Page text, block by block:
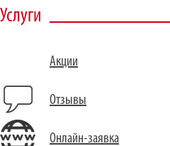
Услуги
Акции
Отзывы
Онлайн-заявка